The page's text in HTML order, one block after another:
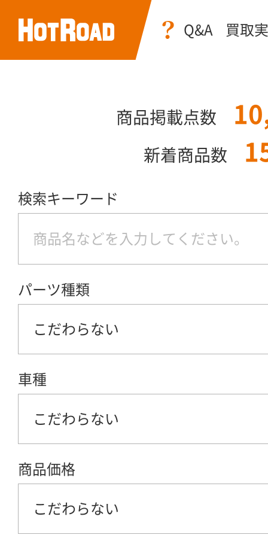
Q&A 買取
商品掲載点数
新着商品数
検索キーワード
パーツ種類
こだわらない
車種
こだわらない
商品価格
こだわらない